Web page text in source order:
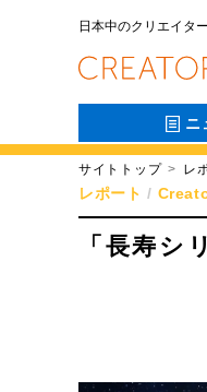
日本中のクリエイタ
ニ
サイトトップ レ
レポート
「長寿シ